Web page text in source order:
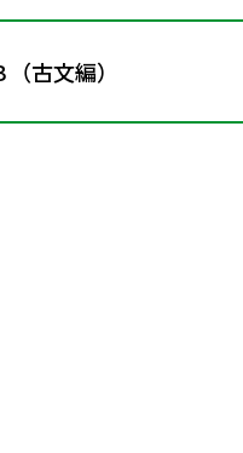
古文編）